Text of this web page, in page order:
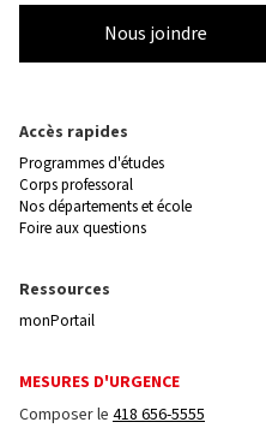
Nous joindre
Accès rapides
Programmes d'études
Corps professoral
Nos départements et école
Foire aux questions
Ressources
monPortail
MESURES D'URGENCE
Composer le 418 656-5555